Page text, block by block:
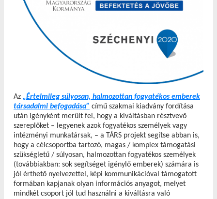
Az „Értelmileg súlyosan, halmozottan fogyatékos emberek
társadalmi befogadása” című szakmai kiadvány fordítása
után igényként merült fel, hogy a kiváltásban résztvevő
szereplőket – legyenek azok fogyatékos személyek vagy
intézményi munkatársak, – a TÁRS projekt segítse abban is,
hogy a célcsoportba tartozó, magas / komplex támogatási
szükségletű / súlyosan, halmozottan fogyatékos személyek
(továbbiakban: sok segítséget igénylő emberek) számára is
jól érthető nyelvezettel, képi kommunikációval támogatott
formában kapjanak olyan információs anyagot, melyet
mindkét csoport jól tud használni a kiváltásra való